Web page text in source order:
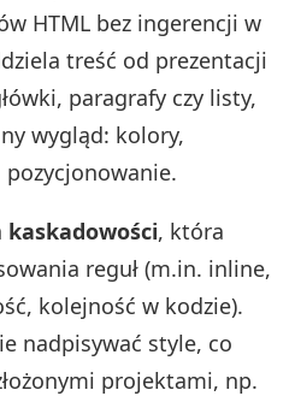
HTML bez ingerencji w
treść od prezentacji
paragrafy czy listy,
wygląd: kolory,
kaskadowości, która
reguł (m.in. inline,
kolejność w kodzie).
nadpisywać style, co
projektami, np.